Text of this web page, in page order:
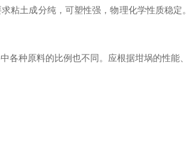
粘土成分纯，可塑性强，物理化学性质稳定
各种原料的比例也不同。应根据坩埚的性能